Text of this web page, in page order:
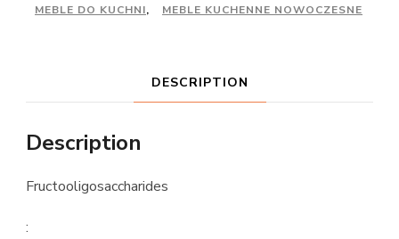
MEBLE DO KUCHNI, MEBLE KUCHENNE NOWOCZESNE
DESCRIPTION
Description
Fructooligosaccharides
: